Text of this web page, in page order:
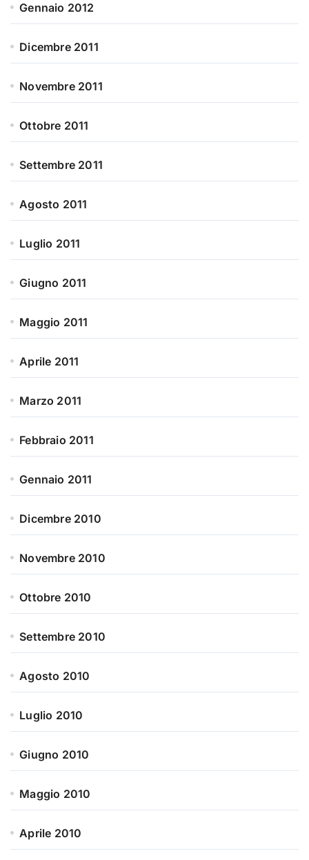
Gennaio 2012
Dicembre 2011
Novembre 2011
Ottobre 2011
Settembre 2011
Agosto 2011
Luglio 2011
Giugno 2011
Maggio 2011
Aprile 2011
Marzo 2011
Febbraio 2011
Gennaio 2011
Dicembre 2010
Novembre 2010
Ottobre 2010
Settembre 2010
Agosto 2010
Luglio 2010
Giugno 2010
Maggio 2010
Aprile 2010